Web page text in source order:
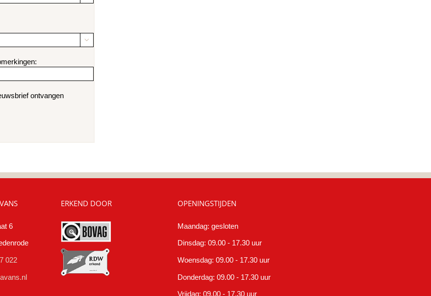

ontvangen
6
022
ERKEND DOOR OPENINGSTIJDEN
Maandag: gesloten
Dinsdag: 09.00 - 17.30 uur
Woensdag: 09.00 - 17.30 uur
Donderdag: 09.00 - 17.30 uur
Vrijdag: 09.00 - 17.30 uur